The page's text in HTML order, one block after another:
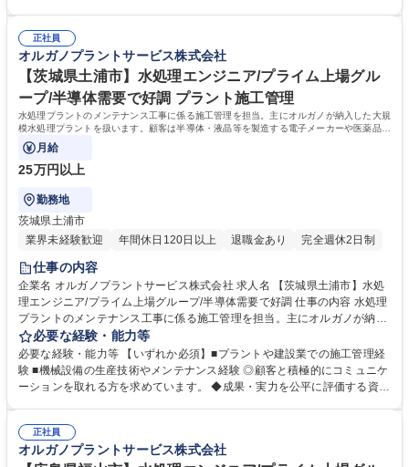
ルまで磨き上げる。当社は「水」に秘められた能力を引き出し、産業と社
会の未来を拓いていきます。※建物の改変を伴う業務は含まない 募集職種
【山形県鶴岡市】水処理エンジニア/プライム上場グループ/半導体需要で
◆高度経済成長期に普及した全国の多くの上下水道施設が老朽化、更新時
期を迎えています。「水」の能力を引き出すプライム市場上場オルガノグ
ループで、水処理プラントに関する経験を活かして活躍できます。 学歴・
資格 学歴：大学院 大学 高専 短大 専修学校 高校 語学力： 資格：第一種運
転免許普通自動車
正社員
オルガノプラントサービス株式会社
【茨城県土浦市】水処理エンジニア/プライム上場グル
ープ/半導体需要で好調 プラント施工管理
水処理プラントのメンテナンス工事に係る施工管理を担当。主にオルガノが納入した大規
模水処理プラントを扱います。顧客は半導体・液晶等を製造する電子メーカーや医薬品メ
ーカー、食品メーカー等です。
月給
25万円以上
勤務地
茨城県土浦市
業界未経験歓迎
年間休日120日以上 退職金あり 完全週休2日制
仕事の内容
企業名 オルガノプラントサービス株式会社 求人名 【茨城県土浦市】水処
理エンジニア/プライム上場グループ/半導体需要で好調 仕事の内容 水処理
プラントのメンテナンス工事に係る施工管理を担当。主にオルガノが納入
した大規模水処理プラントを扱います。顧客は半導体・液晶等を製造する
電子メーカーや医薬品メーカー、食品メーカー等です。 ◆日本全国の顧客
に迅速な対応を行う為、全国に23ヶ所の出張所を設置し ており、オルガ
ノグループ各社と協力して業務を進めていきます。 【オルガノの技術力】
上げる。当社は「水」に秘められた能力を引き出し、産業と社会の未来を
拓いていきます。※建物の改変を伴う業務は含まない 募集職種 【茨城県
必要な経験・能力等
必要な経験・能力等 【いずれか必須】■プラントや建設業での施工管理経
験 ■機械設備の生産技術やメンテナンス経験 ◎顧客と積極的にコミュニケ
ーションを取れる方を求めています。 ◆成果・実力を公平に評価する資格
ます。 ◆高度経済成長期に普及した全国の多くの上下水道施設が老朽化、
更新時期を迎えています。「水」の能力を引き出すプライム市場上場オル
正社員
オルガノプラントサービス株式会社